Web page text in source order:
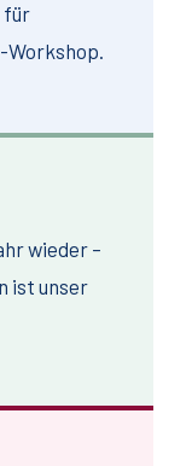
für
wieder –
ist unser